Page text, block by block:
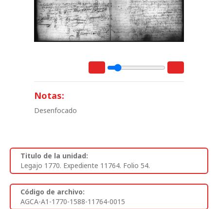
Notas:
Desenfocado
Titulo de la unidad:
Legajo 1770. Expediente 11764. Folio 54.
Código de archivo:
AGCA-A1-1770-1588-11764-0015